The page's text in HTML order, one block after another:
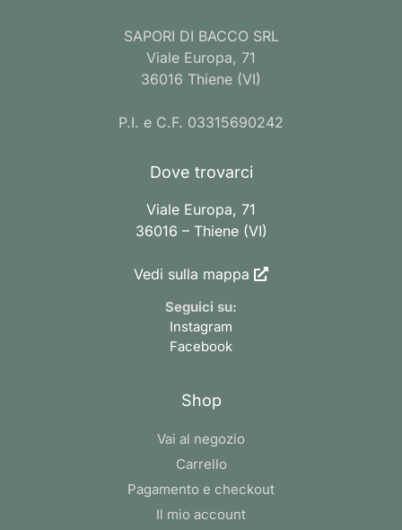
SAPORI DI BACCO SRL
Viale Europa, 71
36016 Thiene (VI)
P.I. e C.F. 03315690242
Dove trovarci
Viale Europa, 71
36016 – Thiene (VI)
Vedi sulla mappa
Seguici su:
Instagram
Facebook
Shop
Vai al negozio
Carrello
Pagamento e checkout
Il mio account